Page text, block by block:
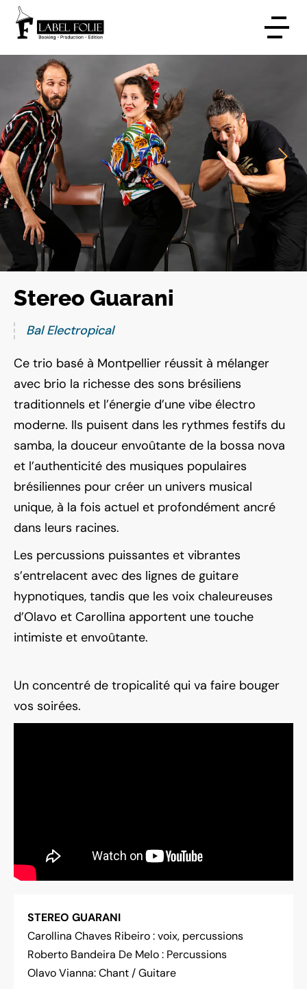
Stereo Guarani
Bal Electropical
Ce trio basé à Montpellier réussit à mélanger
avec brio la richesse des sons brésiliens
traditionnels et l’énergie d’une vibe électro
moderne. Ils puisent dans les rythmes festifs du
samba, la douceur envoûtante de la bossa nova
et l’authenticité des musiques populaires
brésiliennes pour créer un univers musical
unique, à la fois actuel et profondément ancré
dans leurs racines.
Les percussions puissantes et vibrantes
s’entrelacent avec des lignes de guitare
hypnotiques, tandis que les voix chaleureuses
d’Olavo et Carollina apportent une touche
intimiste et envoûtante.
Un concentré de tropicalité qui va faire bouger
vos soirées.
STEREO GUARANI
Carollina Chaves Ribeiro : voix, percussions
Roberto Bandeira De Melo : Percussions
Olavo Vianna: Chant / Guitare